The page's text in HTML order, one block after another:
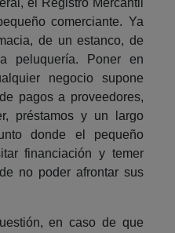
el Registro Mercantil
comerciante. Ya
de un estanco, de
peluquería. Poner en
negocio supone
pagos a proveedores,
préstamos y un largo
donde el pequeño
financiación y temer
no poder afrontar sus
en caso de que